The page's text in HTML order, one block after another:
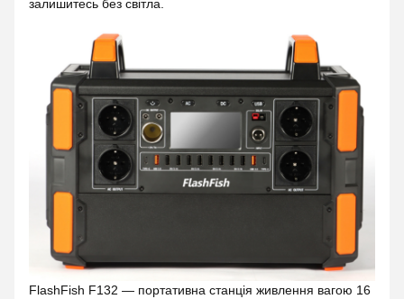
залишитесь без світла.
FlashFish F132 — портативна станція живлення вагою 16